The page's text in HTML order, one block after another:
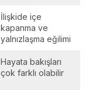
İlişkide içe
kapanma ve
yalnızlaşma eğilimi
Hayata bakışları
çok farklı olabilir